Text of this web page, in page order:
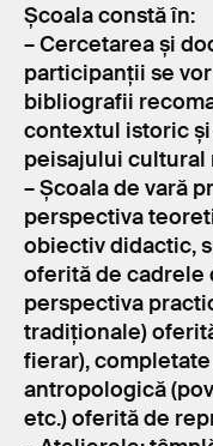
Școala constă în:
– Cercetarea și
participanții se
bibliografii
contextul istoric
peisajului cultural
– Școala de vară
perspectiva
obiectiv didactic,
oferită de cadrele
perspectiva
tradiționale)
fierar),
antropologică
etc.) oferită de